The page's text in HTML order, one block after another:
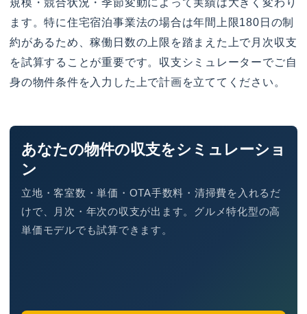
ます。特に住宅宿泊事業法の場合は年間上限180日の制
約があるため、稼働日数の上限を踏まえた上で月次収支
を試算することが重要です。収支シミュレーターでご自
身の物件条件を入力した上で計画を立ててください。
あなたの物件の収支をシミュレーショ
ン
立地・客室数・単価・OTA手数料・清掃費を入れるだ
けで、月次・年次の収支が出ます。グルメ特化型の高
単価モデルでも試算できます。